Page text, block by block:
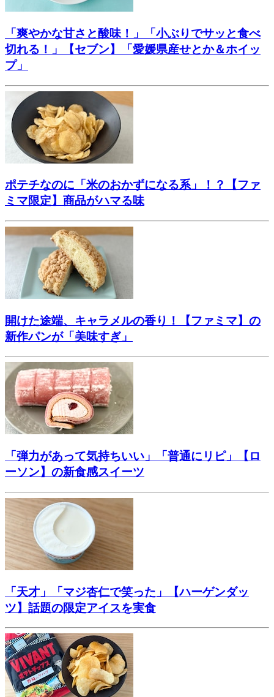
「爽やかな甘さと酸味！」「小ぶりでサッと食べ
切れる！」【セブン】「愛媛県産せとか＆ホイッ
プ」
ポテチなのに「米のおかずになる系」！？【ファ
ミマ限定】商品がハマる味
開けた途端、キャラメルの香り！【ファミマ】の
新作パンが「美味すぎ」
「弾力があって気持ちいい」「普通にリピ」【ロ
ーソン】の新食感スイーツ
「天才」「マジ杏仁で笑った」【ハーゲンダッ
ツ】話題の限定アイスを実食